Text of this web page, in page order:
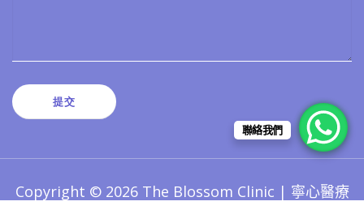
Copyright © 2026 The Blossom Clinic | 寧心醫療
聯絡我們